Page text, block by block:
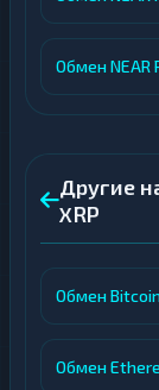
Обмен NEAR
Другие
XRP
Обмен Bitcoin
Обмен